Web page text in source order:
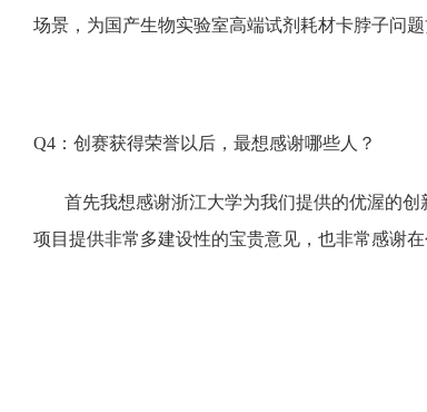
场景，为国产生物实验室高端试剂耗材卡脖子问题
Q4：创赛获得荣誉以后，最想感谢哪些人？
首先我想感谢浙江大学为我们提供的优渥的
项目提供非常多建设性的宝贵意见，也非常感谢